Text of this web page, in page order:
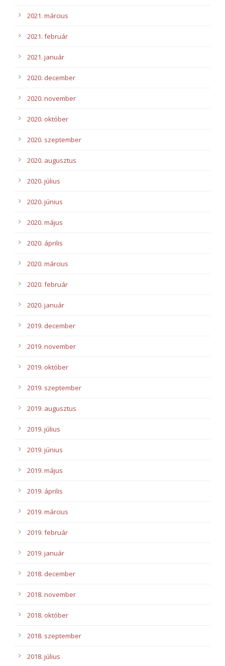
2021. március
2021. február
2021. január
2020. december
2020. november
2020. október
2020. szeptember
2020. augusztus
2020. július
2020. június
2020. május
2020. április
2020. március
2020. február
2020. január
2019. december
2019. november
2019. október
2019. szeptember
2019. augusztus
2019. július
2019. június
2019. május
2019. április
2019. március
2019. február
2019. január
2018. december
2018. november
2018. október
2018. szeptember
2018. július